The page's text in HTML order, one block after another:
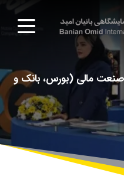
صنعت مالی (بورس، بانک و